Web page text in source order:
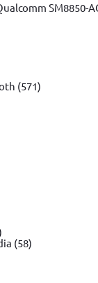
SM8850-
(571)
(58)